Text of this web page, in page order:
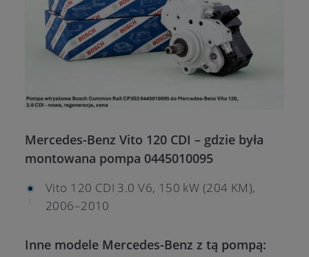
Mercedes-Benz Vito 120 CDI – gdzie była
montowana pompa 0445010095
Vito 120 CDI 3.0 V6, 150 kW (204 KM),
2006–2010
Inne modele Mercedes-Benz z tą pompą: